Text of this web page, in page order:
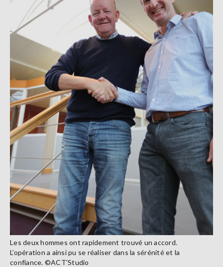
Les deux hommes ont rapidement trouvé un accord.
L’opération a ainsi pu se réaliser dans la sérénité et la
confiance. ©ACT'Studio